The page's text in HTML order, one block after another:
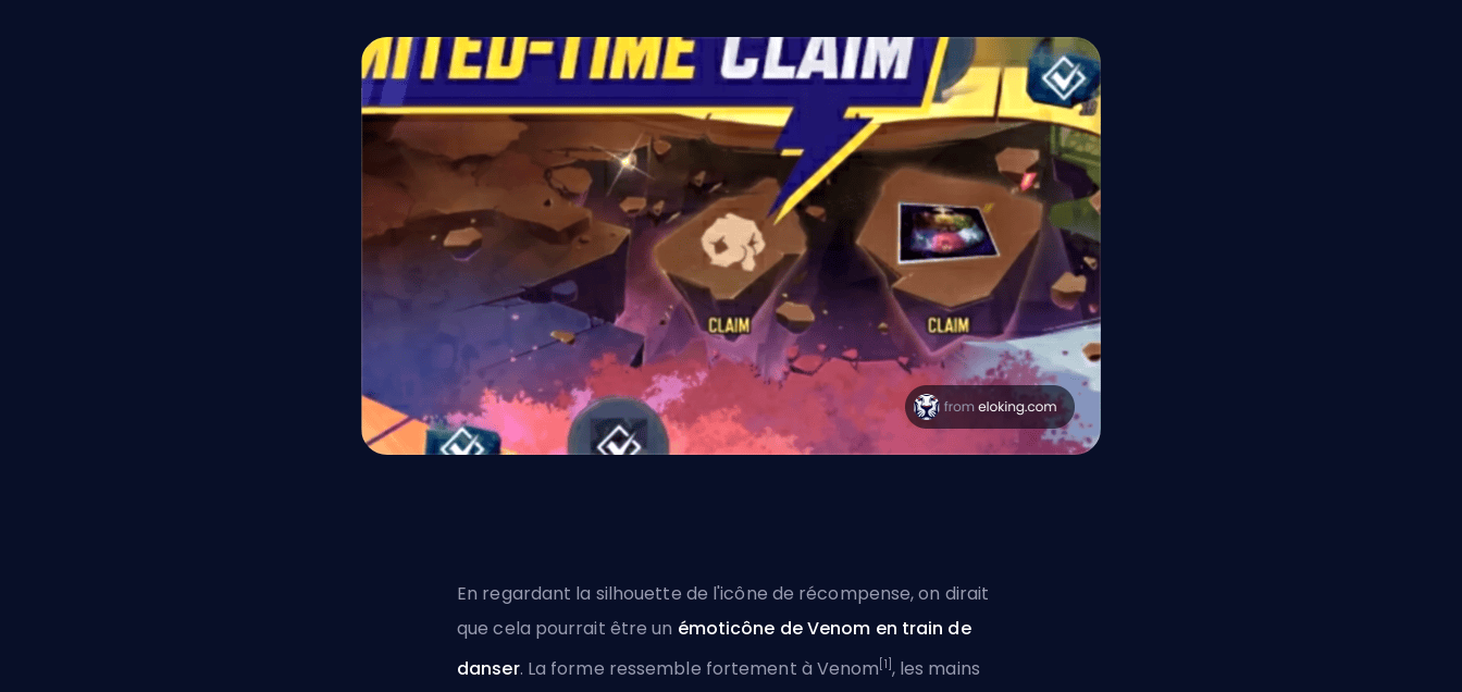
En regardant la silhouette de l'icône de récompense, on dirait
que cela pourrait être un émoticône de Venom en train de
danser. La forme ressemble fortement à Venom [1] , les mains